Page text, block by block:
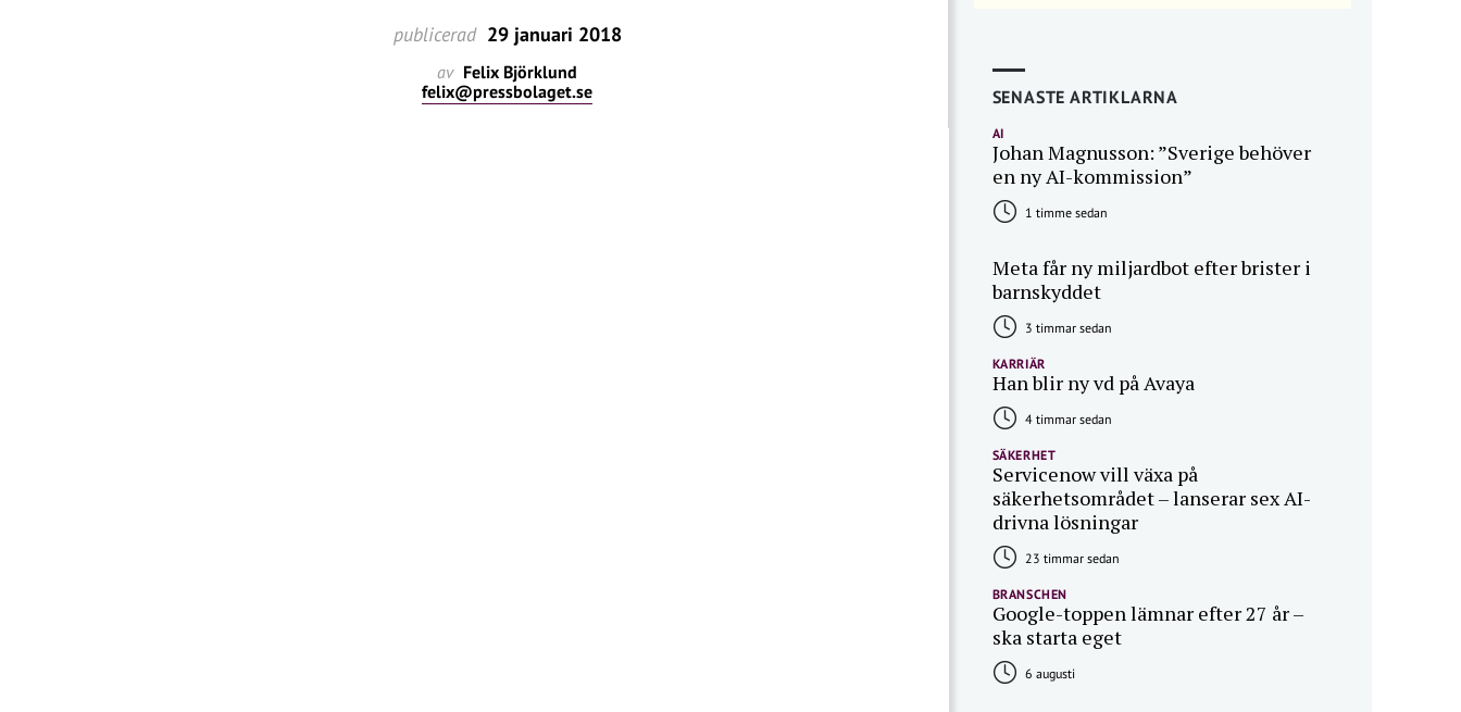
publicerad 29 januari 2018
av Felix Björklund
felix@pressbolaget.se
SENASTE ARTIKLARNA
AI
Johan Magnusson: ”Sverige behöver
en ny AI-kommission”
1 timme sedan
Meta får ny miljardbot efter brister i
barnskyddet
3 timmar sedan
KARRIÄR
Han blir ny vd på Avaya
4 timmar sedan
SÄKERHET
Servicenow vill växa på
säkerhetsområdet – lanserar sex AI-
drivna lösningar
23 timmar sedan
BRANSCHEN
Google-toppen lämnar efter 27 år –
ska starta eget
6 augusti